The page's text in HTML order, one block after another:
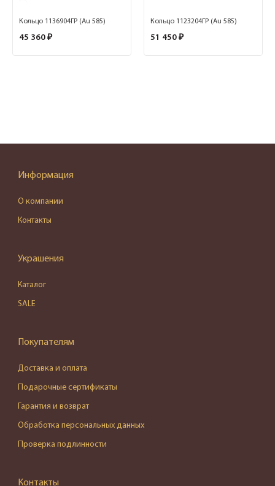
Кольцо 1136904ГР (Au 585)
45 360 ₽
Кольцо 1123204ГР (Au 585)
51 450 ₽
Информация
О компании
Контакты
Украшения
Каталог
SALE
Покупателям
Доставка и оплата
Подарочные сертификаты
Гарантия и возврат
Обработка персональных данных
Проверка подлинности
Контакты